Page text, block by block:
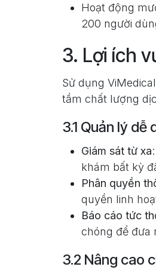
Hoạt động
200 người
3. Lợi ích
Sử dụng
tầm chất lượng
3.1 Quản lý dễ
Giám sát từ xa
khám bất kỳ
Phân quyền
quyền linh
Báo cáo tức
chóng để đưa
3.2 Nâng cao